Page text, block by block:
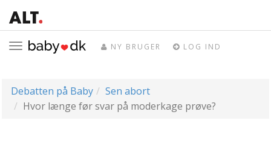
Toggle
NY BRUGER LOG IND
Debatten på Baby
Sen abort
Hvor længe før svar på moderkage prøve?